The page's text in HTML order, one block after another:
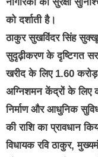
को दर्शाती है।
ठाकुर सुखविंदर सिंह
सुदृढ़ीकरण के दृष्टिगत
खरीद के लिए 1.60
अग्निशमन केंद्रों के लिए
निर्माण और आधुनिक
की राशि का प्रावधान
विधायक रवि ठाकुर,